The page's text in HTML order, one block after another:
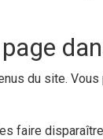
du site.
faire